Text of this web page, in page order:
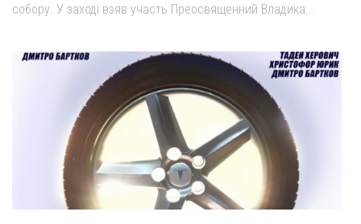
собору. У заході взяв участь Преосвященний Владика...